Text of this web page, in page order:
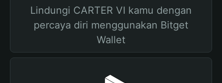
Lindungi CARTER VI kamu dengan
percaya diri menggunakan Bitget
Wallet